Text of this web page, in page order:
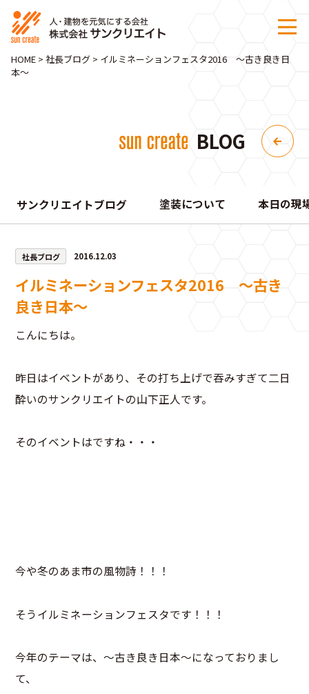
HOME> 社長ブログ> イルミネーションフェスタ2016 ～古き良き日
本～
BLOG
サンクリエイトブログ 塗装について 本日の現
社長ブログ 2016.12.03
イルミネーションフェスタ2016 ～古き
良き日本～
こんにちは。
昨日はイベントがあり、その打ち上げで吞みすぎて二日
酔いのサンクリエイトの山下正人です。
そのイベントはですね・・・
今や冬のあま市の風物詩！！！
そうイルミネーションフェスタです！！！
今年のテーマは、～古き良き日本～になっておりまし
て、